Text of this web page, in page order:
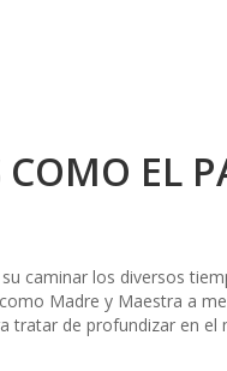
EL
caminar los diversos
Madre y Maestra a
tratar de profundizar en el